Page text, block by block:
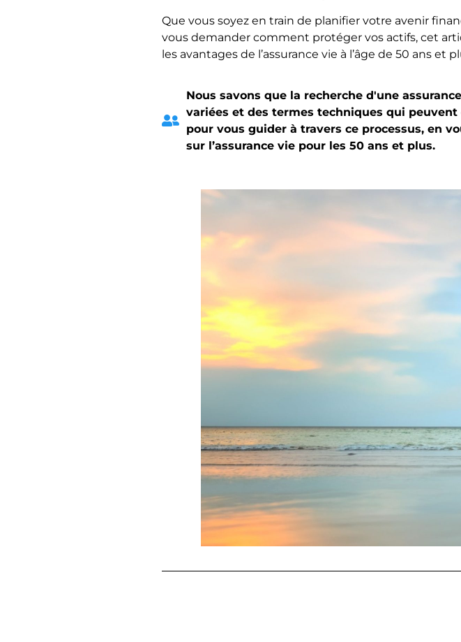
Que vous soyez en train de planifier votre avenir
vous demander comment protéger vos actifs, cet
les avantages de l’assurance vie à l’âge de 50 ans et
Nous savons que la recherche d'une
variées et des termes techniques qui
pour vous guider à travers ce processus, en
sur l’assurance vie pour les 50 ans et plus.